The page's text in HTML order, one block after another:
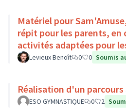
Matériel pour
répit pour les parents, en
activités adaptées pour
situation de handicap
Levieux Benoît 0 0 Soumis
Réalisation d'un
ESO GYMNASTIQUE 0 2